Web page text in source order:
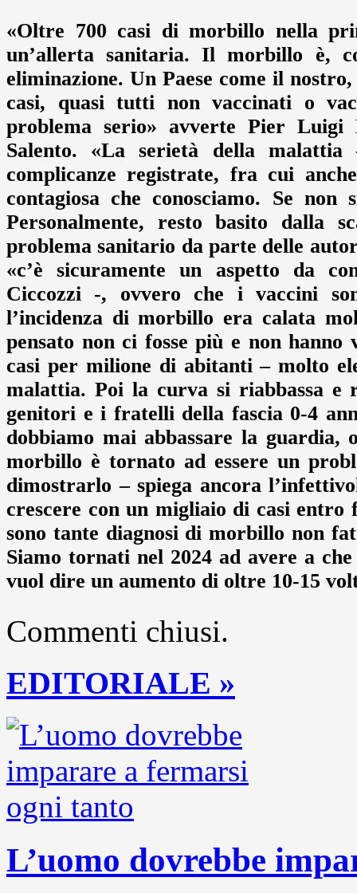
«Oltre 700 casi di morbillo nella
un’allerta sanitaria. Il morbillo è,
eliminazione. Un Paese come il
casi, quasi tutti non vaccinati o
problema serio» avverte Pier Luigi
Salento. «La serietà della
complicanze registrate, fra cui
contagiosa che conosciamo. Se
Personalmente, resto basito dalla
problema sanitario da parte delle
«c’è sicuramente un aspetto da
Ciccozzi -, ovvero che i vaccini
l’incidenza di morbillo era calata
pensato non ci fosse più e non
casi per milione di abitanti – molto
malattia. Poi la curva si riabbassa e
genitori e i fratelli della fascia 0-4
dobbiamo mai abbassare la
morbillo è tornato ad essere un
dimostrarlo – spiega ancora
crescere con un migliaio di casi entro
sono tante diagnosi di morbillo non
Siamo tornati nel 2024 ad avere a
vuol dire un aumento di oltre 10-15
Commenti chiusi.
EDITORIALE »
L’uomo dovrebbe